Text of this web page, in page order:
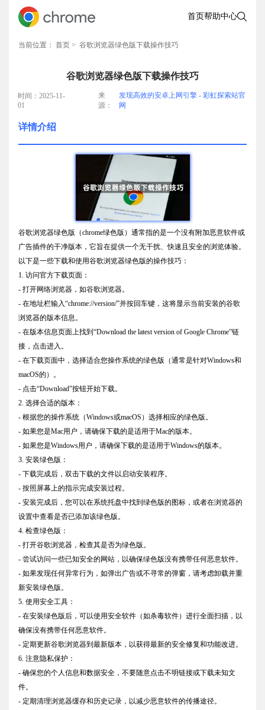
首页帮助中心
当前位置： 首页 > 谷歌浏览器绿色版下载操作技巧
谷歌浏览器绿色版下载操作技巧
时间：2025-11-
01
来
源：
发现高效的安卓上网引擎 - 彩虹探索站官
网
详情介绍
谷歌浏览器绿色版（chrome绿色版）通常指的是一个没有附加恶意软件或
广告插件的干净版本，它旨在提供一个无干扰、快速且安全的浏览体验。
以下是一些下载和使用谷歌浏览器绿色版的操作技巧：
1. 访问官方下载页面：
- 打开网络浏览器，如谷歌浏览器。
- 在地址栏输入“chrome://version/”并按回车键，这将显示当前安装的谷歌
浏览器的版本信息。
- 在版本信息页面上找到“Download the latest version of Google Chrome”链
接，点击进入。
- 在下载页面中，选择适合您操作系统的绿色版（通常是针对Windows和
macOS的）。
- 点击“Download”按钮开始下载。
2. 选择合适的版本：
- 根据您的操作系统（Windows或macOS）选择相应的绿色版。
- 如果您是Mac用户，请确保下载的是适用于Mac的版本。
- 如果您是Windows用户，请确保下载的是适用于Windows的版本。
3. 安装绿色版：
- 下载完成后，双击下载的文件以启动安装程序。
- 按照屏幕上的指示完成安装过程。
- 安装完成后，您可以在系统托盘中找到绿色版的图标，或者在浏览器的
设置中查看是否已添加该绿色版。
4. 检查绿色版：
- 打开谷歌浏览器，检查其是否为绿色版。
- 尝试访问一些已知安全的网站，以确保绿色版没有携带任何恶意软件。
- 如果发现任何异常行为，如弹出广告或不寻常的弹窗，请考虑卸载并重
新安装绿色版。
5. 使用安全工具：
- 在安装绿色版后，可以使用安全软件（如杀毒软件）进行全面扫描，以
确保没有携带任何恶意软件。
- 定期更新谷歌浏览器到最新版本，以获得最新的安全修复和功能改进。
6. 注意隐私保护：
- 确保您的个人信息和数据安全，不要随意点击不明链接或下载未知文
件。
- 定期清理浏览器缓存和历史记录，以减少恶意软件的传播途径。